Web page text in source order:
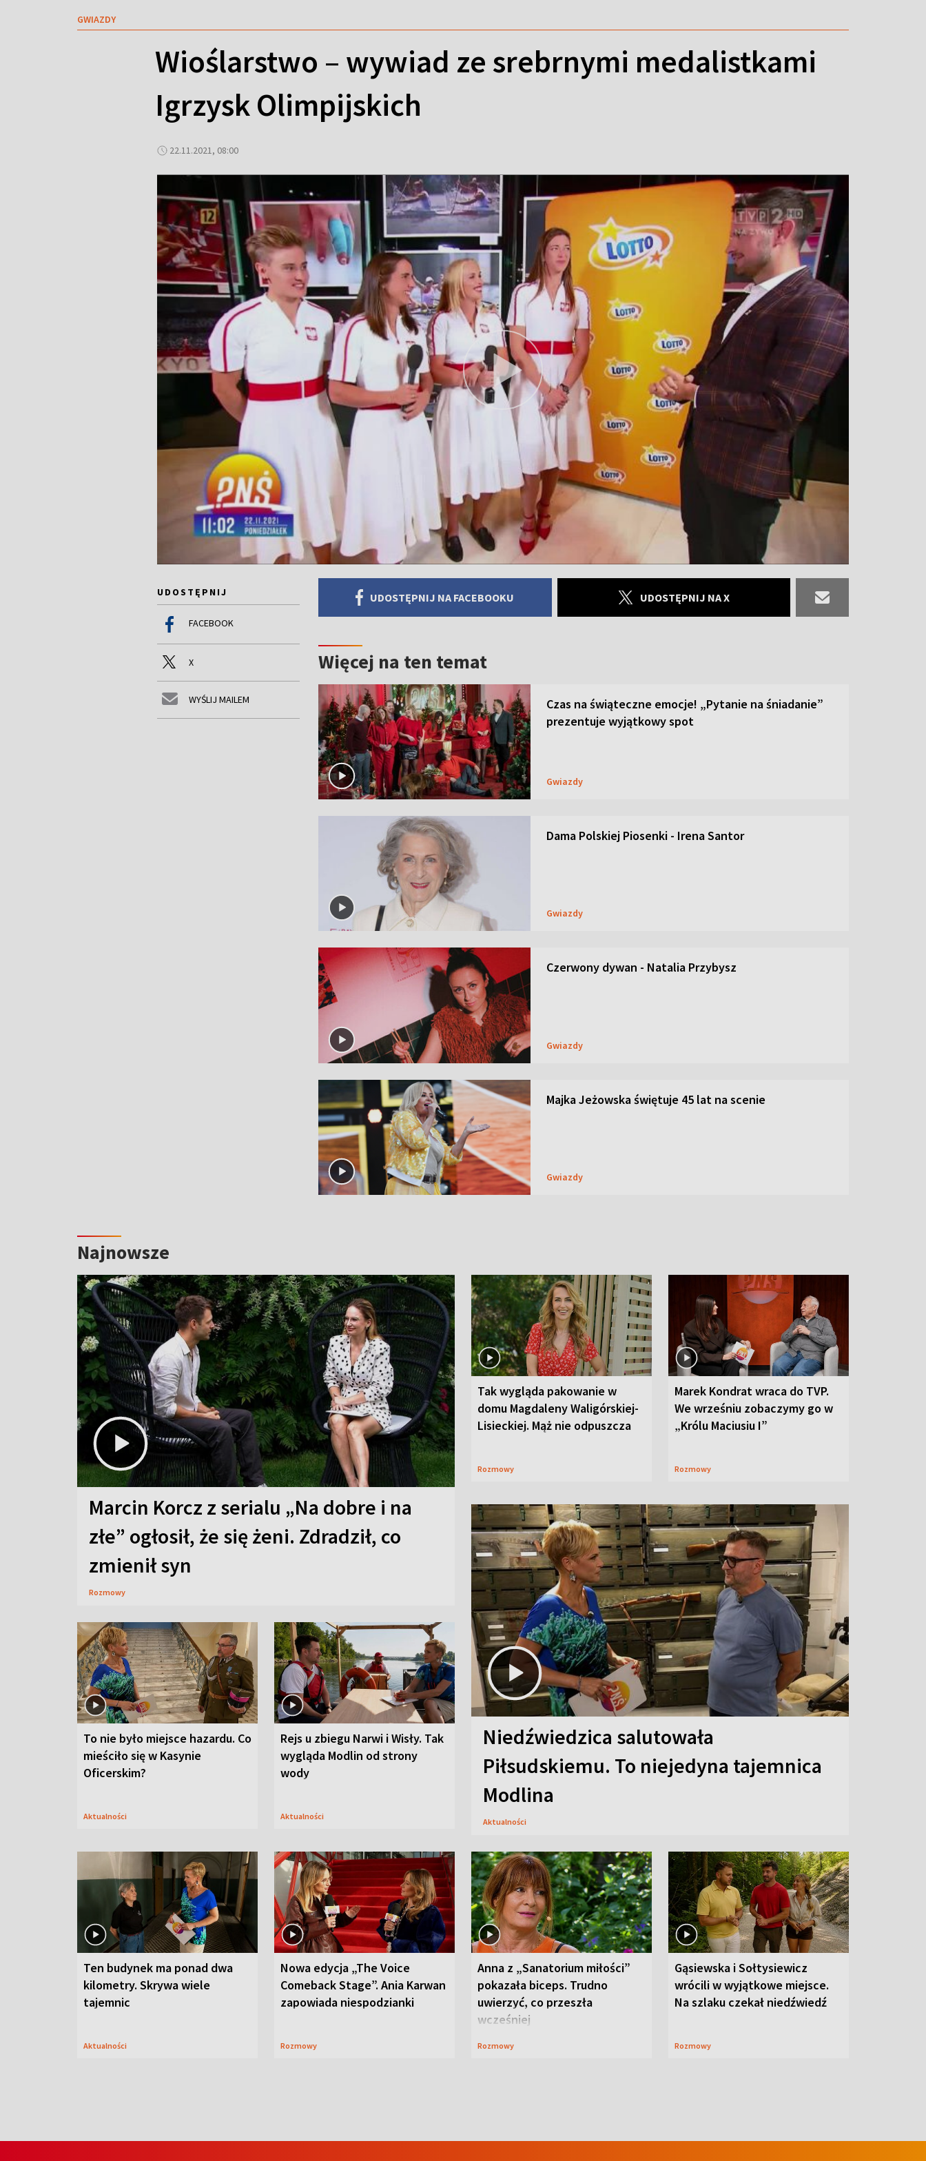
GWIAZDY
Wioślarstwo – wywiad ze srebrnymi medalistkami
Igrzysk Olimpijskich
22.11.2021, 08:00
UDOSTĘPNIJ
FACEBOOK
X
WYŚLIJ MAILEM
UDOSTĘPNIJ NA FACEBOOKU UDOSTĘPNIJ NA X
Więcej na ten temat
Czas na świąteczne emocje! „Pytanie na śniadanie”
prezentuje wyjątkowy spot
Gwiazdy
Dama Polskiej Piosenki - Irena Santor
Gwiazdy
Czerwony dywan - Natalia Przybysz
Gwiazdy
Majka Jeżowska świętuje 45 lat na scenie
Gwiazdy
Najnowsze
Marcin Korcz z serialu „Na dobre i na
złe” ogłosił, że się żeni. Zdradził, co
zmienił syn
Rozmowy
Tak wygląda pakowanie w
domu Magdaleny Waligórskiej-
Lisieckiej. Mąż nie odpuszcza
Rozmowy
Marek Kondrat wraca do TVP.
We wrześniu zobaczymy go w
„Królu Maciusiu I”
Rozmowy
To nie było miejsce hazardu. Co
mieściło się w Kasynie
Oficerskim?
Aktualności
Rejs u zbiegu Narwi i Wisły. Tak
wygląda Modlin od strony
wody
Aktualności
Niedźwiedzica salutowała
Piłsudskiemu. To niejedyna tajemnica
Modlina
Aktualności
Ten budynek ma ponad dwa
kilometry. Skrywa wiele
tajemnic
Aktualności
Nowa edycja „The Voice
Comeback Stage”. Ania Karwan
zapowiada niespodzianki
Rozmowy
Anna z „Sanatorium miłości”
pokazała biceps. Trudno
uwierzyć, co przeszła
wcześniej
Rozmowy
Gąsiewska i Sołtysiewicz
wrócili w wyjątkowe miejsce.
Na szlaku czekał niedźwiedź
Rozmowy